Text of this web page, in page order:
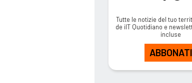
Tutte le notizie del tuo
de ilT Quotidiano e
incluse
ABBONATI